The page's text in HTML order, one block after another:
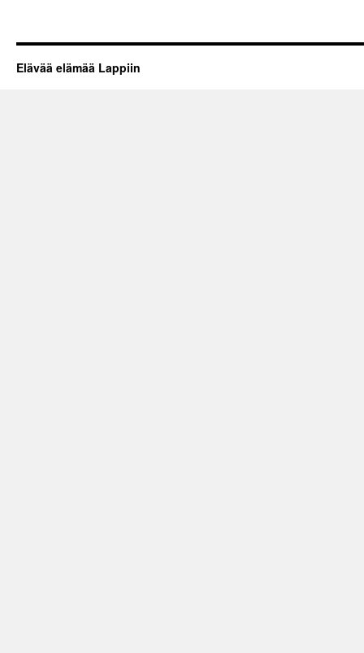
Elävää elämää Lappiin